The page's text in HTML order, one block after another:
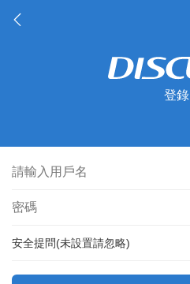
登錄
安全提問(未設置請忽略)